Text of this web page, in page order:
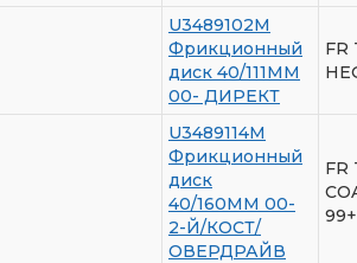
U3489102M
Фрикционный
диск 40/111ММ
00- ДИРЕКТ
FR
U3489114M
Фрикционный
диск
40/160ММ 00-
2-Й/КОСТ/
ОВЕРДРАЙВ
FR
99+